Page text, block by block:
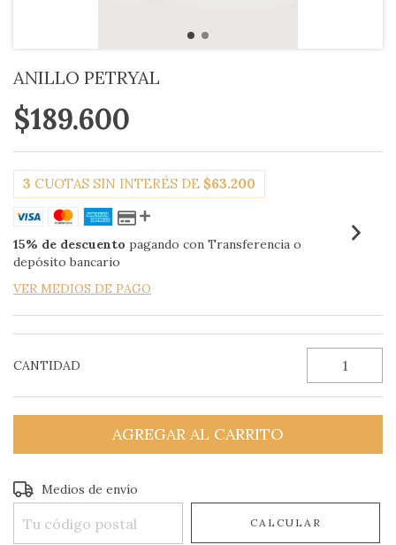
ANILLO PETRYAL
$189.600
3 CUOTAS SIN INTERÉS DE $63.200
15% de descuento pagando con Transferencia o
depósito bancario
VER MEDIOS DE PAGO
CANTIDAD
Entregas para el CP:
Medios de envío
CALCULAR